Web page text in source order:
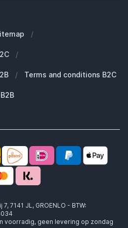
/
/
/ Terms and conditions B2C
7141 JL, GROENLO - BTW:
voorradig, geen levering op zondag